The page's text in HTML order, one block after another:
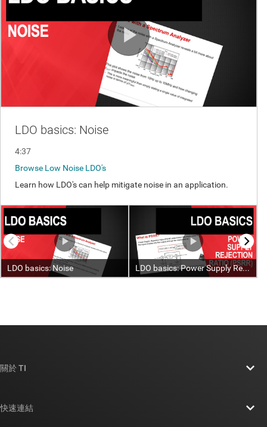
關於 TI
快速連結